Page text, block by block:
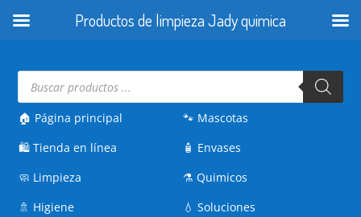
Búsqueda
productos
🏠 Página principal
🛍️Tienda en línea
🧼 Limpieza
🚿 Higiene
🐾 Mascotas
🧴 Envases
⚗️Quimicos
💧Soluciones
Productos de limpieza Jady quimica